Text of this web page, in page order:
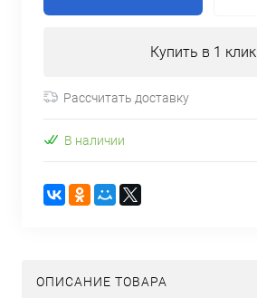
Купить в 1 клик
Рассчитать доставку
В наличии
ОПИСАНИЕ ТОВАРА